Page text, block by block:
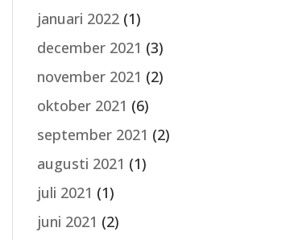
januari 2022 (1)
december 2021 (3)
november 2021 (2)
oktober 2021 (6)
september 2021 (2)
augusti 2021 (1)
juli 2021 (1)
juni 2021 (2)